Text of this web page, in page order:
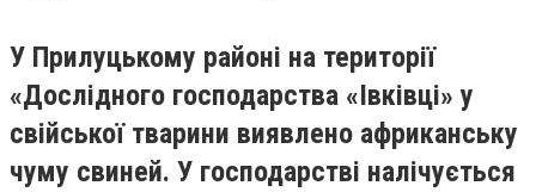
У Прилуцькому районі на території
«Дослідного господарства «Івківці» у
свійської тварини виявлено африканську
чуму свиней. У господарстві налічується